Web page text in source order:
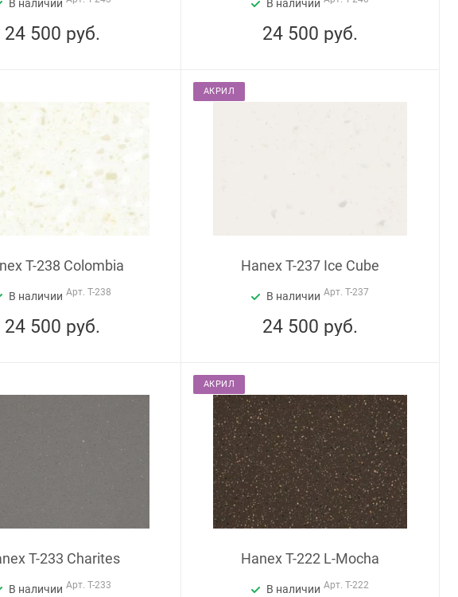
В наличии
24 500 руб.
В наличии
24 500 руб.
T-238 Colombia
В наличии Арт. T-238
24 500 руб.
АКРИЛ
Hanex T-237 Ice Cube
В наличии Арт. T-237
24 500 руб.
T-233 Charites
В наличии Арт. T-233
АКРИЛ
Hanex T-222 L-Mocha
В наличии Арт. T-222